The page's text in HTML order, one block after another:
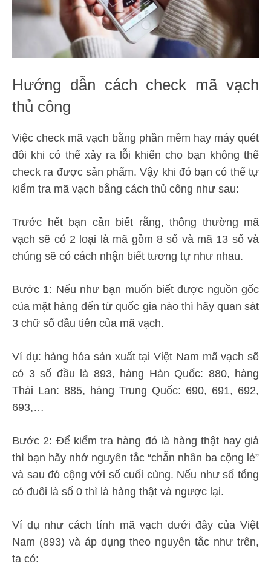
Hướng dẫn cách check mã vạch
thủ công
Việc check mã vạch bằng phần mềm hay máy quét
đôi khi có thể xảy ra lỗi khiến cho bạn không thể
check ra được sản phẩm. Vậy khi đó bạn có thể tự
kiểm tra mã vạch bằng cách thủ công như sau:
Trước hết bạn cần biết rằng, thông thường mã
vạch sẽ có 2 loại là mã gồm 8 số và mã 13 số và
chúng sẽ có cách nhận biết tương tự như nhau.
Bước 1: Nếu như bạn muốn biết được nguồn gốc
của mặt hàng đến từ quốc gia nào thì hãy quan sát
3 chữ số đầu tiên của mã vạch.
Ví dụ: hàng hóa sản xuất tại Việt Nam mã vạch sẽ
có 3 số đầu là 893, hàng Hàn Quốc: 880, hàng
Thái Lan: 885, hàng Trung Quốc: 690, 691, 692,
693,…
Bước 2: Để kiểm tra hàng đó là hàng thật hay giả
thì bạn hãy nhớ nguyên tắc “chẵn nhân ba cộng lẻ”
và sau đó cộng với số cuối cùng. Nếu như số tổng
có đuôi là số 0 thì là hàng thật và ngược lại.
Ví dụ như cách tính mã vạch dưới đây của Việt
Nam (893) và áp dụng theo nguyên tắc như trên,
ta có: